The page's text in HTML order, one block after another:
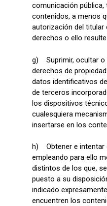
comunicación
contenidos, a menos
autorización del titular
derechos o ello
g) Suprimir, ocultar o
derechos de
datos identificativos
de terceros
los dispositivos
cualesquiera
insertarse en los
h) Obtener e intentar
empleando para ello
distintos de los que,
puesto a su
indicado
encuentren los